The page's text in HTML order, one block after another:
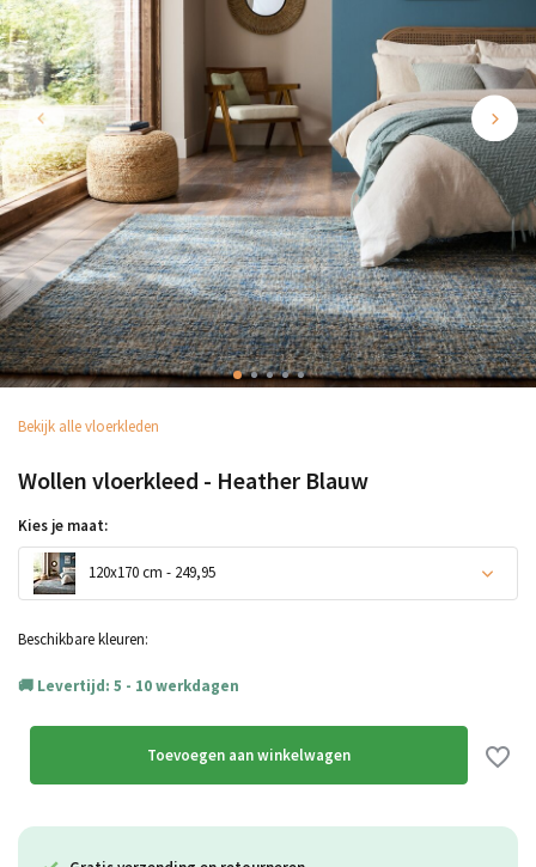
Bekijk alle vloerkleden
Wollen vloerkleed - Heather Blauw
Kies je maat:
120x170 cm - 249,95
Beschikbare kleuren:
Levertijd: 5 - 10 werkdagen
Toevoegen aan winkelwagen